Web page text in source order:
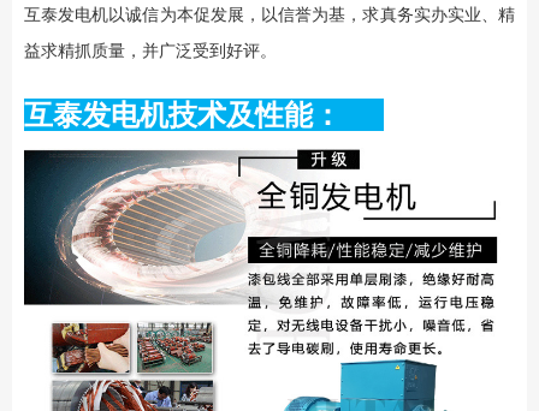
互泰发电机以诚信为本促发展，以信誉为基，求真务实办实业、精
益求精抓质量，并广泛受到好评。
互泰发电机技术及性能：